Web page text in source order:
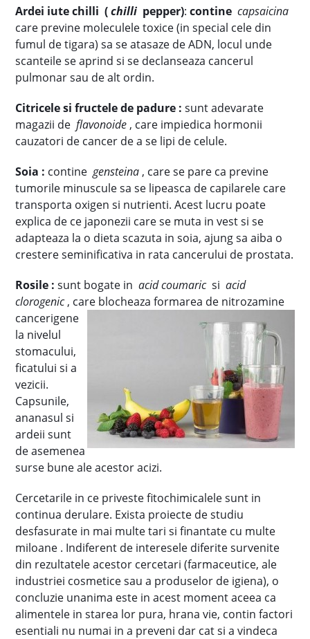
Ardei iute chilli (chilli pepper):contine capsaicina
care previne moleculele toxice (in special cele din
fumul de tigara) sa se atasaze de ADN, locul unde
scanteile se aprind si se declanseaza cancerul
pulmonar sau de alt ordin.
Citricele si fructele de padure :sunt adevarate
magazii de flavonoide , care impiedica hormonii
cauzatori de cancer de a se lipi de celule.
Soia : contine gensteina , care se pare ca previne
tumorile minuscule sa se lipeasca de capilarele care
transporta oxigen si nutrienti. Acest lucru poate
explica de ce japonezii care se muta in vest si se
adapteaza la o dieta scazuta in soia, ajung sa aiba o
crestere seminificativa in rata cancerului de prostata.
Rosile : sunt bogate in acid coumaric si acid
clorogenic , care blocheaza formarea de nitrozamine
cancerigene
la nivelul
stomacului,
ficatului si a
vezicii.
Capsunile,
ananasul si
ardeii sunt
de asemenea
surse bune ale acestor acizi.
Cercetarile in ce priveste fitochimicalele sunt in
continua derulare. Exista proiecte de studiu
desfasurate in mai multe tari si finantate cu multe
miloane . Indiferent de interesele diferite survenite
din rezultatele acestor cercetari (farmaceutice, ale
industriei cosmetice sau a produselor de igiena), o
concluzie unanima este in acest moment aceea ca
alimentele in starea lor pura, hrana vie, contin factori
esentiali nu numai in a preveni dar cat si a vindeca